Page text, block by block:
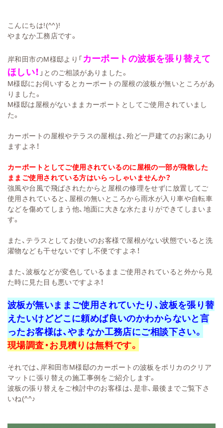
こんにちは!(^^)!
やまなか工務店です。
岸和田市のM様邸より「カーポートの波板を張り替えて
ほしい！ 」とのご相談がありました。
M様邸にお伺いするとカーポートの屋根の波板が無いところがあ
りました。
M様邸は屋根がないままカーポートとしてご使用されていまし
た。
カーポートの屋根やテラスの屋根は、殆ど一戸建てのお家にあり
ますよネ！
カーポートとしてご使用されているのに屋根の一部が飛散した
ままご使用されている方はいらっしゃいませんか？
強風や台風で飛ばされたからと屋根の修理をせずに放置してご
使用されていると、屋根の無いところから雨水が入り車や自転車
などを傷めてしまう他、地面に大きな水たまりができてしまいま
す。
また、テラスとしてお使いのお客様で屋根がない状態でいると洗
濯物なども干せないですし不便ですよネ！
また、波板などが変色しているままご使用されていると外から見
た時に見た目も悪いですよネ！
波板が無いままご使用されていたり、波板を張り替
えたいけどどこに頼めば良いのかわからないと言
ったお客様は、やまなか工務店にご相談下さい。
現場調査・お見積りは無料です。
それでは、岸和田市M様邸のカーポートの波板をポリカのクリア
マットに張り替えの施工事例をご紹介します。
波板の張り替えをご検討中のお客様は、是非、最後までご覧下さ
いね(^^♪